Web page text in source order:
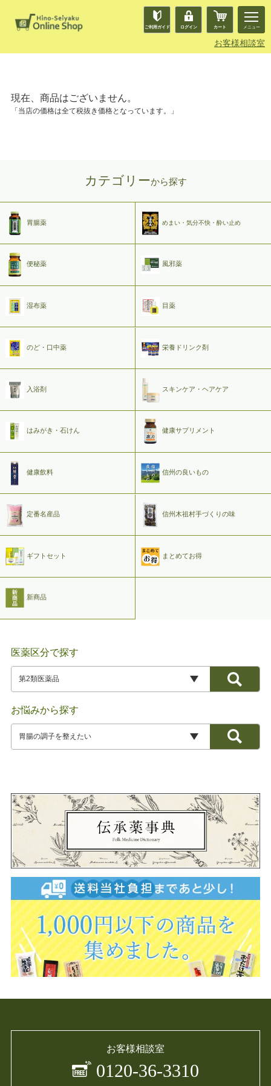
ご利用ガイド ログイン カート メニュー
お客様相談室
現在、商品はございません。
「当店の価格は全て税抜き価格となっています。」
カテゴリーから探す
胃腸薬 めまい・気分不快・酔い止め
便秘薬 風邪薬
湿布薬 目薬
のど・口中薬 栄養ドリンク剤
入浴剤 スキンケア・ヘアケア
はみがき・石けん 健康サプリメント
健康飲料 信州の良いもの
定番名産品 信州木祖村手づくりの味
ギフトセット まとめてお得
新商品
医薬区分で探す
お悩みから探す
お客様相談室
0120-36-3310